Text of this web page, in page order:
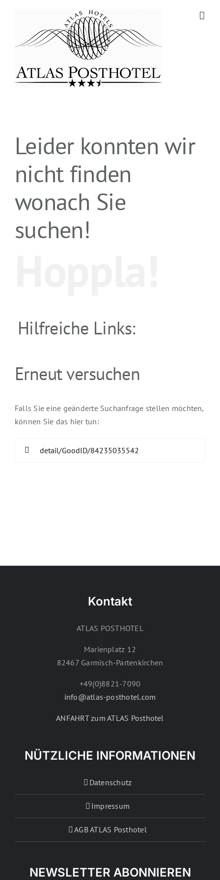
Leider konnten wir
nicht finden
wonach Sie
suchen!
Hilfreiche Links:
Erneut versuchen
Falls Sie eine geänderte Suchanfrage stellen möchten,
können Sie das hier tun:
Kontakt
ATLAS POSTHOTEL
Marienplatz 12
82467 Garmisch-Partenkirchen
+49(0)8821-7090
info@atlas-posthotel.com
ANFAHRT zum ATLAS Posthotel
NÜTZLICHE INFORMATIONEN
Datenschutz
Impressum
AGB ATLAS Posthotel
NEWSLETTER ABONNIEREN